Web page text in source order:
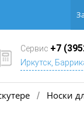
Сервис +7
Иркутск,
/ Носки